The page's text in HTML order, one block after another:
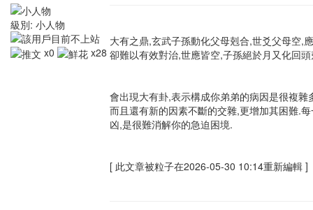
級別: 小人物
x0
x28
大有之鼎,玄武子孫動化父母剋合,世爻父母空,
卻難以有效對治,世應皆空,子孫絕於月又化回
會出現大有卦,表示構成你弟弟的病因是很複
而且還有新的因素不斷的交雜,更增加其困難.
凶,是很難消解你的急迫困境.
[ 此文章被粒子在2026-05-30 10:14重新編輯 ]